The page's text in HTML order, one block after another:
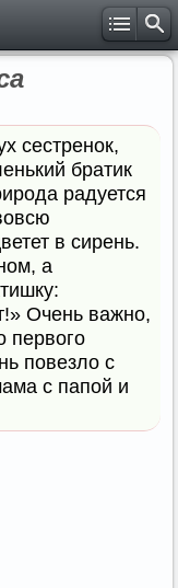
сестренок,
братик
радуется
в сирень.
а
Очень важно,
первого
повезло с
с папой и